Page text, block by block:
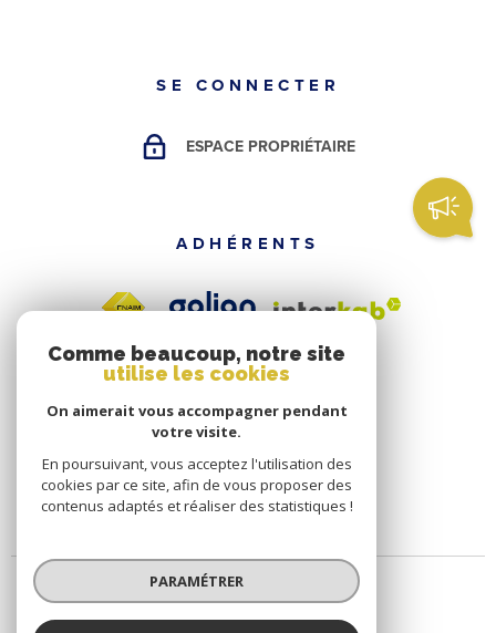
SE CONNECTER
ESPACE PROPRIÉTAIRE
ADHÉRENTS
Comme beaucoup, notre site
utilise les cookies
On aimerait vous accompagner pendant
votre visite.
En poursuivant, vous acceptez l'utilisation des
cookies par ce site, afin de vous proposer des
contenus adaptés et réaliser des statistiques !
PARAMÉTRER